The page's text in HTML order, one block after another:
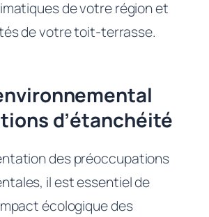
de votre région et
de votre toit-terrasse.
d’étanchéité
des préoccupations
il est essentiel de
écologique des